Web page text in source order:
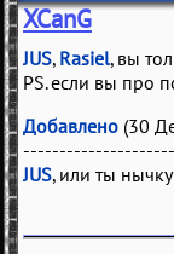
XCanG
JUS, Rasiel, вы
PS. если вы про
Добавлено (30
JUS, или ты